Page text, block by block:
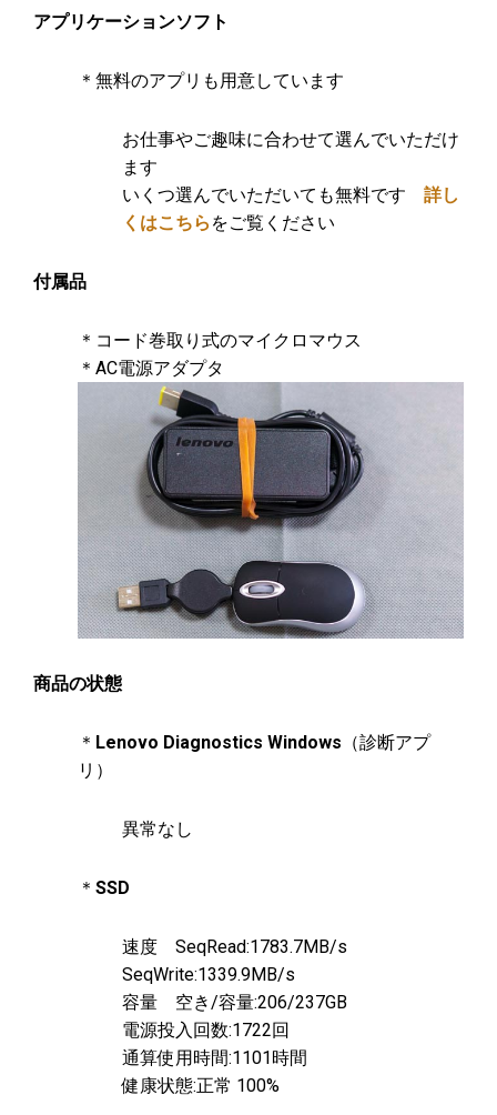
アプリケーションソフト
＊無料のアプリも用意しています
お仕事やご趣味に合わせて選んでいただけ
ます
いくつ選んでいただいても無料です 詳し
くはこちら をご覧ください
付属品
＊コード巻取り式のマイクロマウス
＊AC電源アダプタ
商品の状態
＊ Lenovo Diagnostics Windows （診断アプ
リ）
異常なし
＊ SSD
速度 SeqRead:1783.7MB/s
SeqWrite:1339.9MB/s
容量 空き/容量:206/237GB
電源投入回数:1722回
通算使用時間:1101時間
健康状態:正常 100%